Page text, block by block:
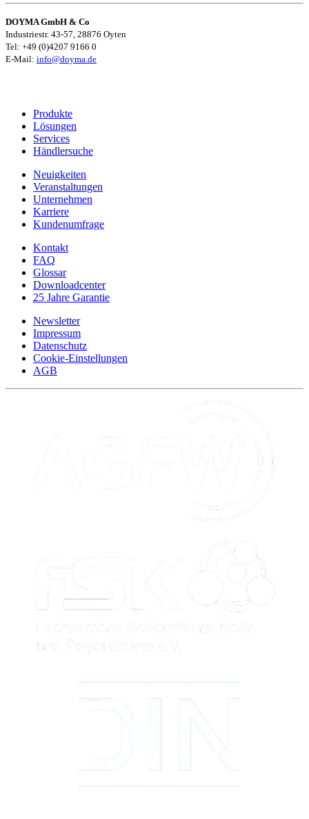
DOYMA GmbH & Co
Industriestr. 43-57, 28876 Oyten
Tel: +49 (0)4207 9166 0
E-Mail: info@doyma.de
Produkte
Lösungen
Services
Händlersuche
Neuigkeiten
Veranstaltungen
Unternehmen
Karriere
Kundenumfrage
Kontakt
FAQ
Glossar
Downloadcenter
25 Jahre Garantie
Newsletter
Impressum
Datenschutz
Cookie-Einstellungen
AGB